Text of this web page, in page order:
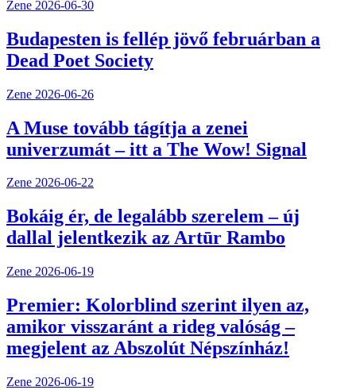
Zene 2026-06-30
Budapesten is fellép jövő februárban a
Dead Poet Society
Zene 2026-06-26
A Muse tovább tágítja a zenei
univerzumát – itt a The Wow! Signal
Zene 2026-06-22
Bokáig ér, de legalább szerelem – új
dallal jelentkezik az Artūr Rambo
Zene 2026-06-19
Premier: Kolorblind szerint ilyen az,
amikor visszaránt a rideg valóság –
megjelent az Abszolút Népszínház!
Zene 2026-06-19